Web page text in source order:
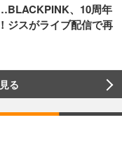
、10周年
ジスがライブ配信で再
る